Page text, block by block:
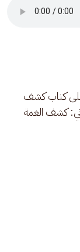
كتاب كشف
كشف الغمة